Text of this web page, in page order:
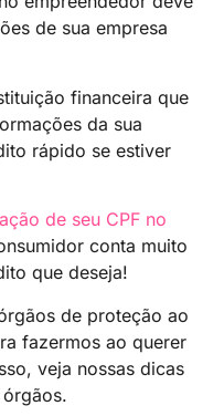
de sua empresa
financeira que
da sua
rápido se estiver
de seu CPF no
conta muito
que deseja!
de proteção ao
fazermos ao querer
veja nossas dicas
órgãos.